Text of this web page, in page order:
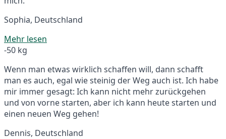
Sophia, Deutschland
Mehr lesen
-50 kg
Wenn man etwas wirklich schaffen will, dann schafft
man es auch, egal wie steinig der Weg auch ist. Ich habe
mir immer gesagt: Ich kann nicht mehr zurückgehen
und von vorne starten, aber ich kann heute starten und
einen neuen Weg gehen!
Dennis, Deutschland